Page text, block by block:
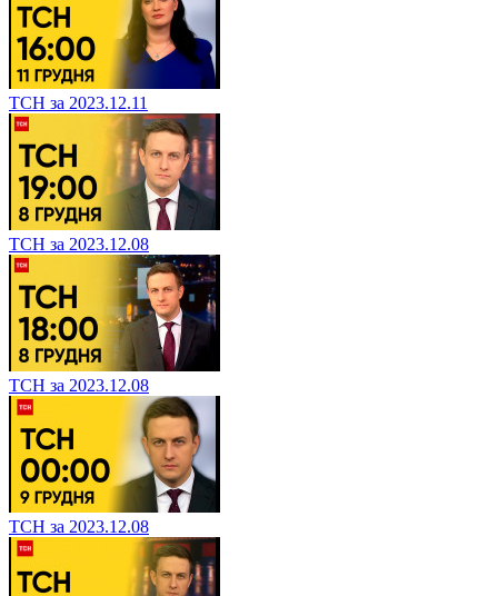
ТСН за 2023.12.11
ТСН за 2023.12.08
ТСН за 2023.12.08
ТСН за 2023.12.08